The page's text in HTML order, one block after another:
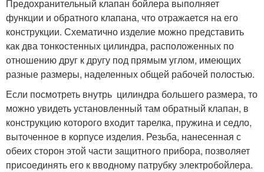
Предохранительный клапан бойлера выполняет
функции и обратного клапана, что отражается на его
конструкции. Схематично изделие можно представить
как два тонкостенных цилиндра, расположенных по
отношению друг к другу под прямым углом, имеющих
разные размеры, наделенных общей рабочей полостью.
Если посмотреть внутрь цилиндра большего размера, то
можно увидеть установленный там обратный клапан, в
конструкцию которого входит тарелка, пружина и седло,
выточенное в корпусе изделия. Резьба, нанесенная с
обеих сторон этой части защитного прибора, позволяет
присоединять его к вводному патрубку электробойлера.